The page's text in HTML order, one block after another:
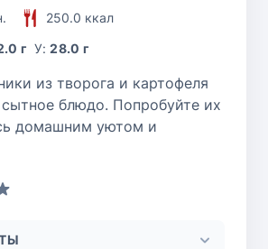
250.0 ккал
г У:28.0 г
из творога и картофеля
блюдо. Попробуйте их
домашним уютом и